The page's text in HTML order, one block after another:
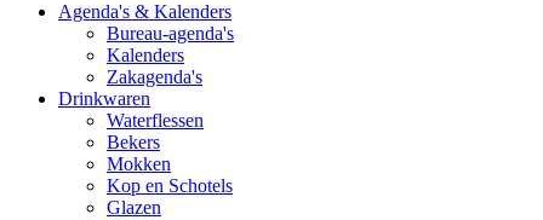
Agenda's & Kalenders
Bureau-agenda's
Kalenders
Zakagenda's
Drinkwaren
Waterflessen
Bekers
Mokken
Kop en Schotels
Glazen